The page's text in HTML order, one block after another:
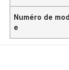
Numéro de
e